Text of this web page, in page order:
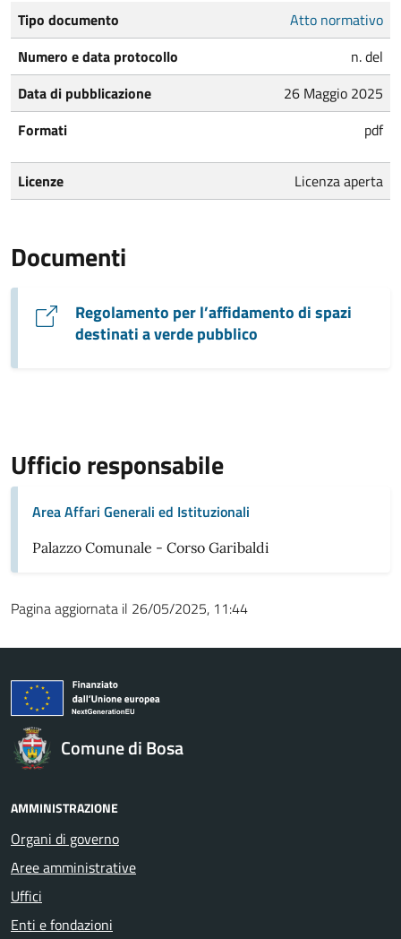
Tipo documento
Atto normativo
Numero e data protocollo
n. del
Data di pubblicazione
26 Maggio 2025
Formati
pdf
Licenze Licenza aperta
Documenti
Regolamento per l’affidamento di spazi
destinati a verde pubblico
Ufficio responsabile
Area Affari Generali ed Istituzionali
Palazzo Comunale - Corso Garibaldi
Pagina aggiornata il 26/05/2025, 11:44
Comune di Bosa
AMMINISTRAZIONE
Organi di governo
Aree amministrative
Uffici
Enti e fondazioni